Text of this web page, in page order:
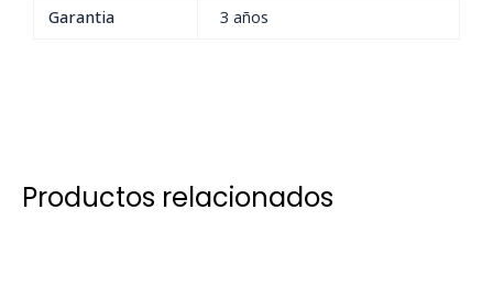
Garantia
3 años
Productos relacionados